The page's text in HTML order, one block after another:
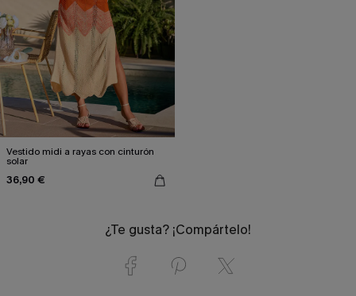
Vestido midi a rayas con cinturón
solar
36,90 €
¿Te gusta? ¡Compártelo!